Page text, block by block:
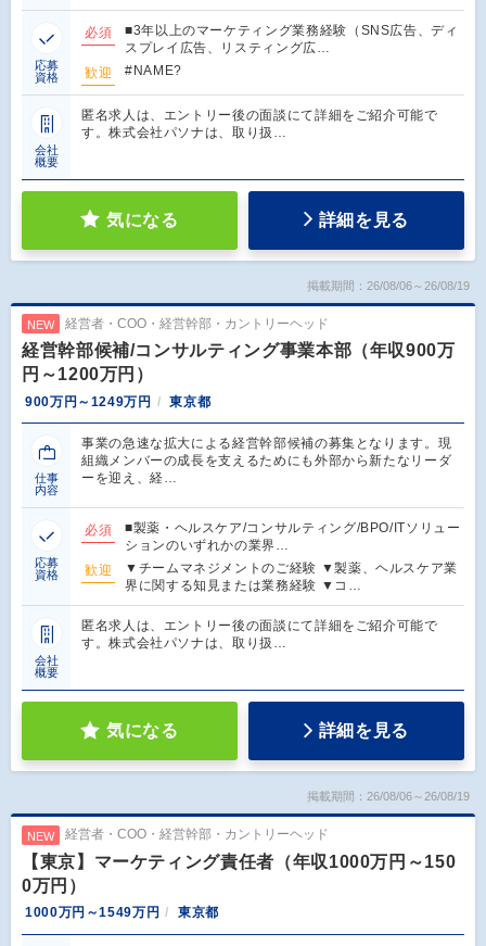
応募
資格
必須
■3年以上のマーケティング業務経験（SNS広告、ディ
スプレイ広告、リスティング広…
歓迎
#NAME?
会社
概要
匿名求人は、エントリー後の面談にて詳細をご紹介可能で
す。株式会社パソナは、取り扱…
気になる 詳細を見る
掲載期間：26/08/06～26/08/19
NEW 経営者・COO・経営幹部・カントリーヘッド
経営幹部候補/コンサルティング事業本部（年収900万
円～1200万円）
900万円～1249万円 東京都
仕事
内容
事業の急速な拡大による経営幹部候補の募集となります。現
組織メンバーの成長を支えるためにも外部から新たなリーダ
ーを迎え、経…
応募
資格
必須
■製薬・ヘルスケア/コンサルティング/BPO/ITソリュー
ションのいずれかの業界…
歓迎
▼チームマネジメントのご経験 ▼製薬、ヘルスケア業
界に関する知見または業務経験 ▼コ…
会社
概要
匿名求人は、エントリー後の面談にて詳細をご紹介可能で
す。株式会社パソナは、取り扱…
気になる 詳細を見る
掲載期間：26/08/06～26/08/19
NEW 経営者・COO・経営幹部・カントリーヘッド
【東京】マーケティング責任者（年収1000万円～150
0万円）
1000万円～1549万円 東京都